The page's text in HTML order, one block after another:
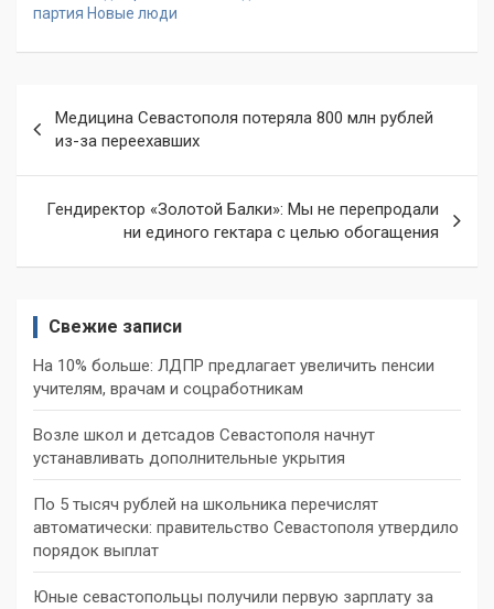
партия Новые люди
по
записям
Медицина Севастополя потеряла 800 млн рублей
из-за переехавших
Гендиректор «Золотой Балки»: Мы не перепродали
ни единого гектара с целью обогащения
Свежие записи
На 10% больше: ЛДПР предлагает увеличить пенсии
учителям, врачам и соцработникам
Возле школ и детсадов Севастополя начнут
устанавливать дополнительные укрытия
По 5 тысяч рублей на школьника перечислят
автоматически: правительство Севастополя утвердило
порядок выплат
Юные севастопольцы получили первую зарплату за